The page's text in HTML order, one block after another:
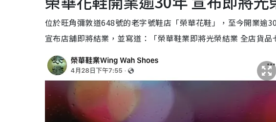
位於旺角彌敦道648號的老字號鞋店「榮華花鞋」，至今開業逾
宣布店舖即將結業，並寫道：「榮華鞋業即將光榮結業 全店貨品